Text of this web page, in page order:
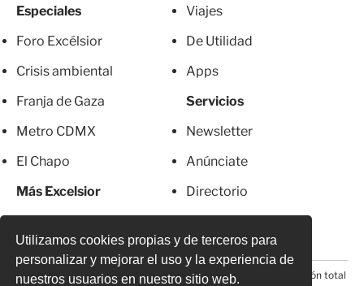
Utilizamos cookies propias y de terceros para
personalizar y mejorar el uso y la experiencia de
nuestros usuarios en nuestro sitio web.
Especiales
Foro Excélsior
Crisis ambiental
Franja de Gaza
Metro CDMX
El Chapo
Más Excelsior
Viajes
De Utilidad
Apps
Servicios
Newsletter
Anúnciate
Directorio
© 2026 Todos los derechos reservados. Prohibida la reproducción total